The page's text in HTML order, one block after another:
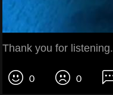
Thank you for listening.
0 0